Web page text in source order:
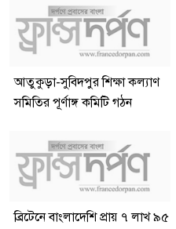
আতুকুড়া-সুবিদপুর শিক্ষা কল্যাণ
সমিতির পূর্ণাঙ্গ কমিটি গঠন
ব্রিটেনে বাংলাদেশি প্রায় ৭ লাখ ৯৫